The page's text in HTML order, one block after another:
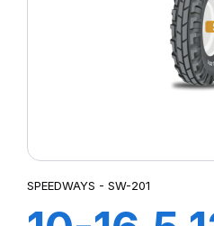
SPEEDWAYS - SW-201